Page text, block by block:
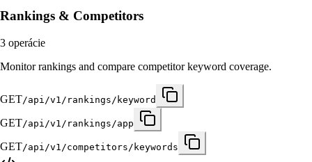
Rankings & Competitors
3 operácie
Monitor rankings and compare competitor keyword coverage.
GET/api/v1/rankings/keyword
GET/api/v1/rankings/app
GET/api/v1/competitors/keywords